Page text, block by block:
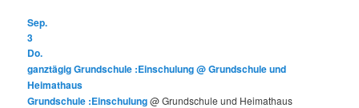
Sep.
3
Do.
ganztägigGrundschule :Einschulung@ Grundschule und
Heimathaus
Grundschule :Einschulung@ Grundschule und Heimathaus